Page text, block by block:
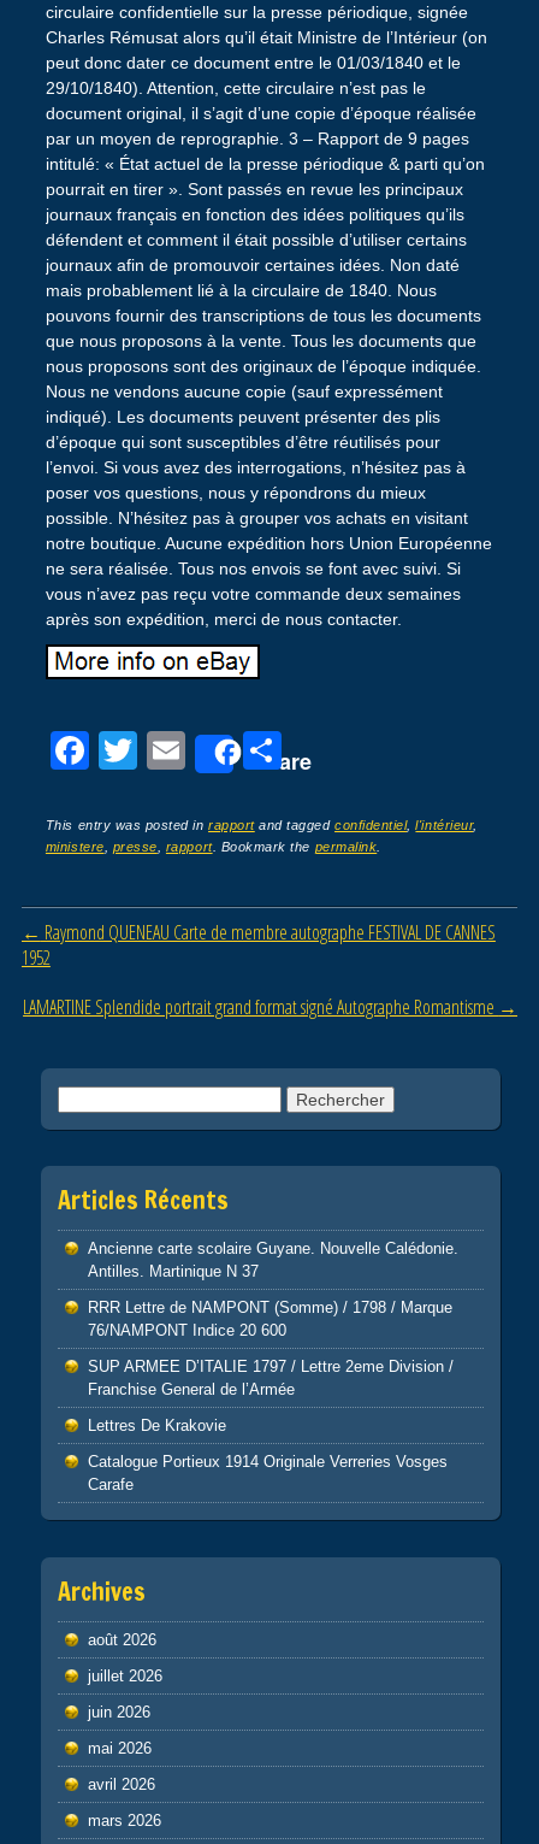
circulaire confidentielle sur la presse périodique, signée
Charles Rémusat alors qu’il était Ministre de l’Intérieur (on
peut donc dater ce document entre le 01/03/1840 et le
29/10/1840). Attention, cette circulaire n’est pas le
document original, il s’agit d’une copie d’époque réalisée
par un moyen de reprographie. 3 – Rapport de 9 pages
intitulé: « État actuel de la presse périodique & parti qu’on
pourrait en tirer ». Sont passés en revue les principaux
journaux français en fonction des idées politiques qu’ils
défendent et comment il était possible d’utiliser certains
journaux afin de promouvoir certaines idées. Non daté
mais probablement lié à la circulaire de 1840. Nous
pouvons fournir des transcriptions de tous les documents
que nous proposons à la vente. Tous les documents que
nous proposons sont des originaux de l’époque indiquée.
Nous ne vendons aucune copie (sauf expressément
indiqué). Les documents peuvent présenter des plis
d’époque qui sont susceptibles d’être réutilisés pour
l’envoi. Si vous avez des interrogations, n’hésitez pas à
poser vos questions, nous y répondrons du mieux
possible. N’hésitez pas à grouper vos achats en visitant
notre boutique. Aucune expédition hors Union Européenne
ne sera réalisée. Tous nos envois se font avec suivi. Si
vous n’avez pas reçu votre commande deux semaines
après son expédition, merci de nous contacter.
F
c
e
b
o
k
T
tt
er
E
ail
Share
P
ta
g
er
This entry was posted inrapportand taggedconfidentiel,l'intérieur,
ministere
presse rapport. Bookmark the permalink
Post navigation
← Raymond QUENEAU Carte de membre autographe FESTIVAL DE CANNES
1952
LAMARTINE Splendide portrait grand format signé Autographe Romantisme →
Articles Récents
Ancienne carte scolaire Guyane. Nouvelle Calédonie.
Antilles. Martinique N 37
RRR Lettre de NAMPONT (Somme) / 1798 / Marque
76/NAMPONT Indice 20 600
SUP ARMEE D’ITALIE 1797 / Lettre 2eme Division /
Franchise General de l’Armée
Lettres De Krakovie
Catalogue Portieux 1914 Originale Verreries Vosges
Carafe
Archives
août 2026
juillet 2026
juin 2026
mai 2026
avril 2026
mars 2026